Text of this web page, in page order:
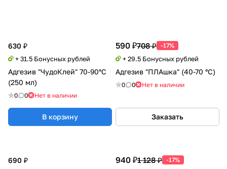
630 ₽
+ 31.5 Бонусных рублей
Адгезив "ЧудоКлей" 70-90°С
(250 мл)
0 0 Нет в наличии
В корзину
590 ₽708 ₽ -17%
+ 29.5 Бонусных рублей
Адгезив "ПЛАшка" (40-70 °С)
0 0 Нет в наличии
Заказать
690 ₽ 940 ₽1 128 ₽ -17%